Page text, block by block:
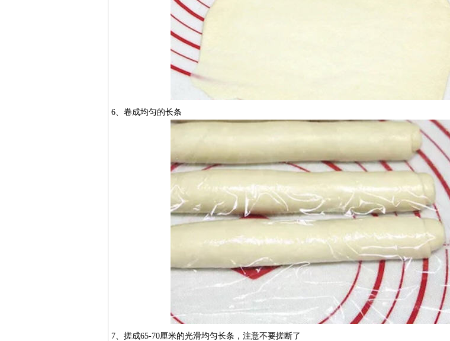
6、卷成均匀的长条
7、搓成65-70厘米的光滑均匀长条，注意不要搓断了